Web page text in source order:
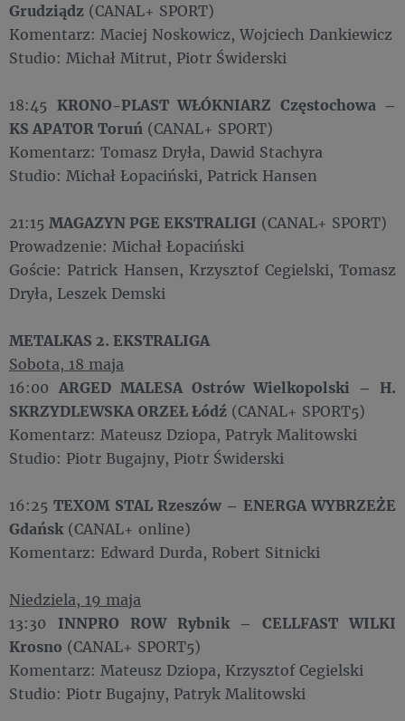
Grudziądz (CANAL+ SPORT)
Komentarz: Maciej Noskowicz, Wojciech Dankiewicz
Studio: Michał Mitrut, Piotr Świderski
18:45 KRONO-PLAST WŁÓKNIARZ Częstochowa –
KS APATOR Toruń (CANAL+ SPORT)
Komentarz: Tomasz Dryła, Dawid Stachyra
Studio: Michał Łopaciński, Patrick Hansen
21:15 MAGAZYN PGE EKSTRALIGI (CANAL+ SPORT)
Prowadzenie: Michał Łopaciński
Goście: Patrick Hansen, Krzysztof Cegielski, Tomasz
Dryła, Leszek Demski
METALKAS 2. EKSTRALIGA
Sobota, 18 maja
16:00 ARGED MALESA Ostrów Wielkopolski – H.
SKRZYDLEWSKA ORZEŁ Łódź (CANAL+ SPORT5)
Komentarz: Mateusz Dziopa, Patryk Malitowski
Studio: Piotr Bugajny, Piotr Świderski
16:25TEXOM STAL Rzeszów – ENERGA WYBRZEŻE
Gdańsk (CANAL+ online)
Komentarz: Edward Durda, Robert Sitnicki
Niedziela, 19 maja
13:30 INNPRO ROW Rybnik – CELLFAST WILKI
Krosno (CANAL+ SPORT5)
Komentarz: Mateusz Dziopa, Krzysztof Cegielski
Studio: Piotr Bugajny, Patryk Malitowski